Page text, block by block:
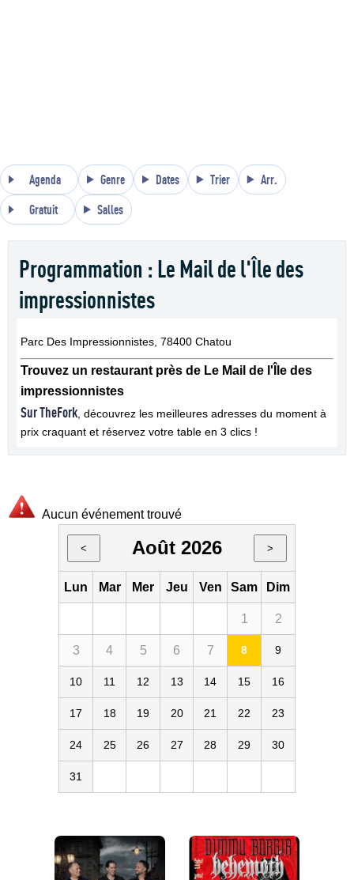
Agenda Genre Dates Trier Arr.
Gratuit Salles
Programmation : Le Mail de l'Île des
impressionnistes
Parc Des Impressionnistes, 78400 Chatou
Trouvez un restaurant près de Le Mail de l'Île des
impressionnistes
Sur TheFork , découvrez les meilleures adresses du moment à
prix craquant et réservez votre table en 3 clics !
Aucun événement trouvé
< Août 2026 >
Lun Mar Mer Jeu Ven Sam Dim
1 2
3 4 5 6 7 8 9
10 11 12 13 14 15 16
17 18 19 20 21 22 23
24 25 26 27 28 29 30
31